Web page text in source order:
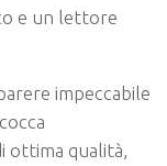
e un lettore
impeccabile
ottima qualità,